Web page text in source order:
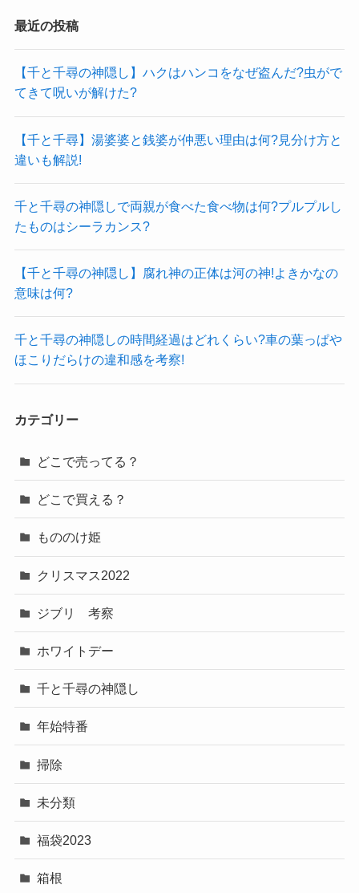
最近の投稿
【千と千尋の神隠し】ハクはハンコをなぜ盗んだ?虫がで
てきて呪いが解けた?
【千と千尋】湯婆婆と銭婆が仲悪い理由は何?見分け方と
違いも解説!
千と千尋の神隠しで両親が食べた食べ物は何?プルプルし
たものはシーラカンス?
【千と千尋の神隠し】腐れ神の正体は河の神!よきかなの
意味は何?
千と千尋の神隠しの時間経過はどれくらい?車の葉っぱや
ほこりだらけの違和感を考察!
カテゴリー
どこで売ってる？
どこで買える？
もののけ姫
クリスマス2022
ジブリ 考察
ホワイトデー
千と千尋の神隠し
年始特番
掃除
未分類
福袋2023
箱根